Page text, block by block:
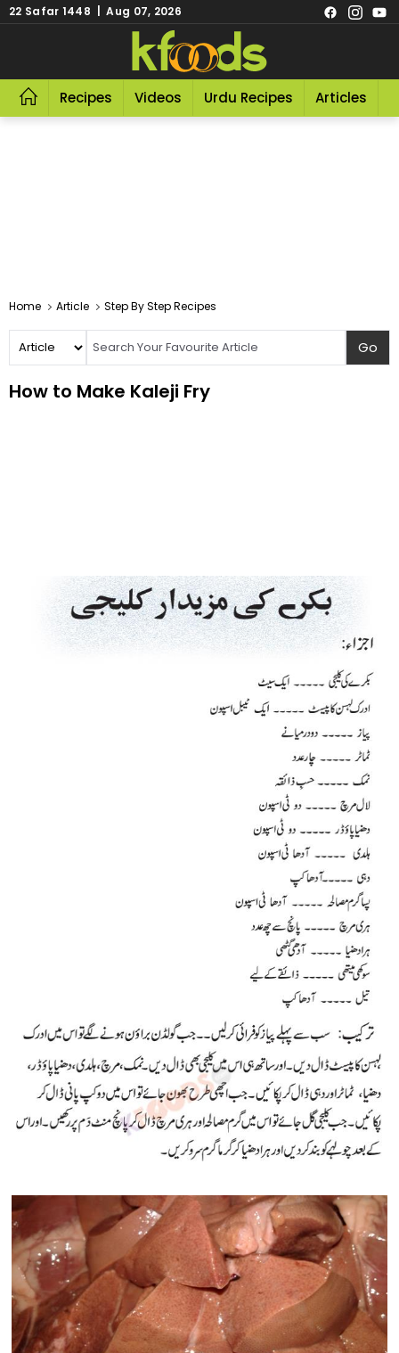
22 Safar 1448 | Aug 07, 2026
Recipes Videos Urdu Recipes Articles
Home Article Step By Step Recipes
How to Make Kaleji Fry